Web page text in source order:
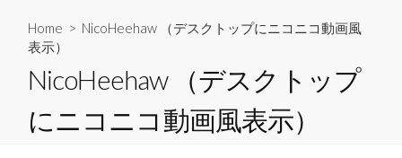
Home > NicoHeehaw （デスクトップにニコニコ動画風
表示）
NicoHeehaw （デスクトップ
にニコニコ動画風表示）